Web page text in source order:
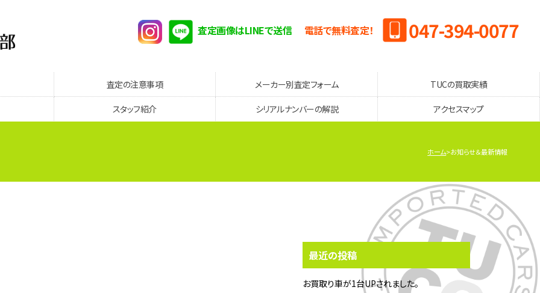
電話で無料査定！ 047-394-0077
査定画像はLINEで送信
査定の注意事項 メーカー別査定フォーム TUCの買取実績
スタッフ紹介 シリアルナンバーの解説 アクセスマップ
ホーム お知らせ＆最新情報
最近の投稿
お買取り車が1台UPされました。